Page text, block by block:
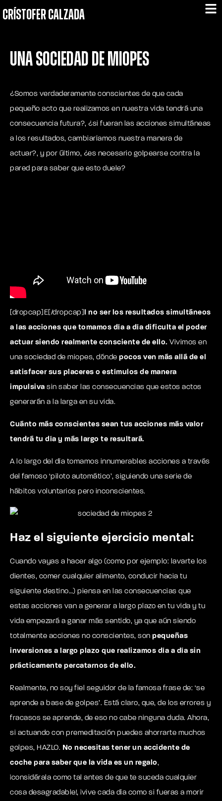
CRÍSTOFER CALZADA
Una sociedad de miopes
¿Somos verdaderamente conscientes de que cada
pequeño acto que realizamos en nuestra vida tendrá una
consecuencia futura?, ¿si fueran las acciones simultáneas
a los resultados, cambiaríamos nuestra manera de
actuar?, y por último, ¿es necesario golpearse contra la
pared para saber que esto duele?
[dropcap]E[/dropcap]
l no ser los resultados simultáneos
a las acciones que tomamos día a día dificulta el poder
actuar siendo realmente consciente de ello. Vivimos en
una sociedad de miopes, dónde pocos ven más allá de el
satisfacer sus placeres o estímulos de manera
impulsiva sin saber las consecuencias que estos actos
generarán a la larga en su vida.
Cuánto más conscientes sean tus acciones más valor
tendrá tu día y más largo te resultará.
A lo largo del día tomamos innumerables acciones a través
del famoso ‘piloto automático’, siguiendo una serie de
hábitos voluntarios pero inconscientes.
Haz el siguiente ejercicio mental:
Cuando vayas a hacer algo (como por ejemplo: lavarte los
dientes, comer cualquier alimento, conducir hacia tu
siguiente destino…) piensa en las consecuencias que
estas acciones van a generar a largo plazo en tu vida y tu
vida empezará a ganar más sentido, ya que aún siendo
totalmente acciones no conscientes, son pequeñas
inversiones a largo plazo que realizamos día a día sin
prácticamente percatarnos de ello.
Realmente, no soy fiel seguidor de la famosa frase de: ‘se
aprende a base de golpes’. Está claro, que, de los errores y
fracasos se aprende, de eso no cabe ninguna duda. Ahora,
si actuando con premeditación puedes ahorrarte muchos
golpes, HAZLO. No necesitas tener un accidente de
coche para saber que la vida es un regalo,
¡considérala como tal antes de que te suceda cualquier
cosa desagradable!, ¡vive cada día como si fueras a morir